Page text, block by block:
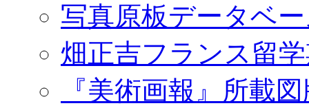
写真原板データベ
畑正吉フランス留
『美術画報』所載